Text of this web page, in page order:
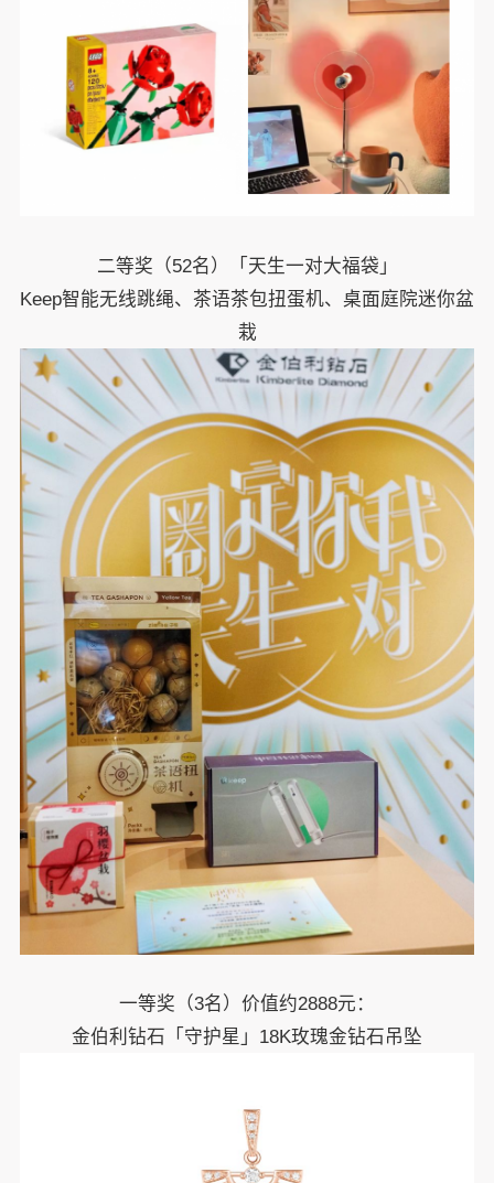
二等奖（52名）「天生一对大福袋」
Keep智能无线跳绳、茶语茶包扭蛋机、桌面庭院迷你盆
栽
一等奖（3名）价值约2888元：
金伯利钻石「守护星」18K玫瑰金钻石吊坠